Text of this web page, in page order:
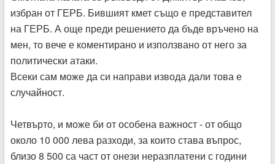
избран от ГЕРБ. Бившият кмет също е представител
на ГЕРБ. А още преди решението да бъде връчено на
мен, то вече е коментирано и използвано от него за
политически атаки.
Всеки сам може да си направи извода дали това е
случайност.
Четвърто, и може би от особена важност - от общо
около 10 000 лева разходи, за които става въпрос,
близо 8 500 са част от онези неразплатени с години